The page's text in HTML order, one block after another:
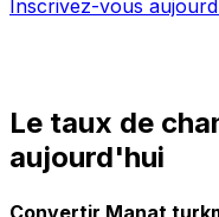
Inscrivez-vous
Le taux de
aujourd'hui
Convertir Manat